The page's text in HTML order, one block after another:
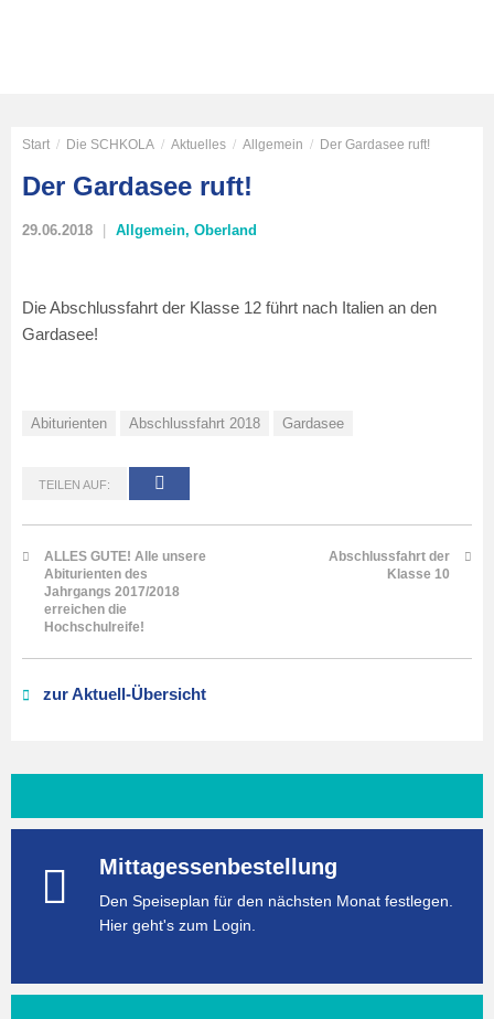
Start / Die SCHKOLA / Aktuelles / Allgemein / Der Gardasee ruft!
Der Gardasee ruft!
29.06.2018 Allgemein, Oberland
Die Abschlussfahrt der Klasse 12 führt nach Italien an den
Gardasee!
Abiturienten Abschlussfahrt 2018 Gardasee
TEILEN AUF:
ALLES GUTE! Alle unsere
Abiturienten des
Jahrgangs 2017/2018
erreichen die
Hochschulreife!
Abschlussfahrt der
Klasse 10
zur Aktuell-Übersicht
Mittagessenbestellung
Den Speiseplan für den nächsten Monat festlegen.
Hier geht's zum Login.